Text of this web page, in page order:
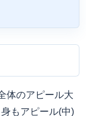
体のアピール大
もアピール(中)